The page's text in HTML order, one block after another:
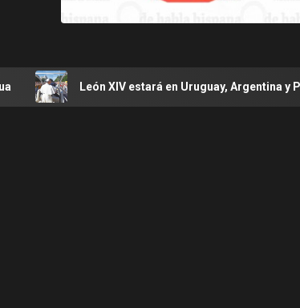
XIV estará en Uruguay, Argentina y Perú en noviembre